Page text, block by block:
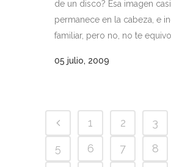
de un disco? Esa imagen
permanece en la cabeza, e
familiar, pero no, no te
05 julio, 2009
1 2 3
5
6 7 8